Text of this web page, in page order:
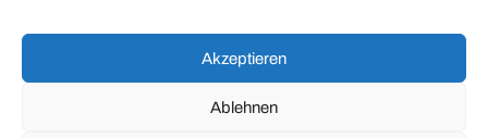
Akzeptieren
Ablehnen